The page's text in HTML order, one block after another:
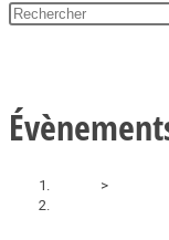
Rechercher
site
>